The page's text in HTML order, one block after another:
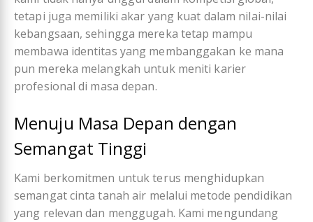
tetapi juga memiliki akar yang kuat dalam nilai-nilai
kebangsaan, sehingga mereka tetap mampu
membawa identitas yang membanggakan ke mana
pun mereka melangkah untuk meniti karier
profesional di masa depan.
Menuju Masa Depan dengan
Semangat Tinggi
Kami berkomitmen untuk terus menghidupkan
semangat cinta tanah air melalui metode pendidikan
yang relevan dan menggugah. Kami mengundang